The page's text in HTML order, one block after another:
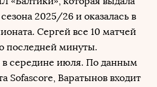
2025/26 и оказалась в
Сергей все 10 матчей
последней минуты.
в середине июля. По данным
Sofascore, Варатынов входит